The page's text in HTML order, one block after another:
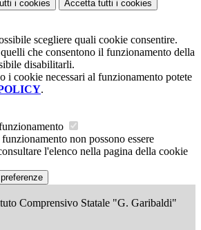
i cookies Accetta tutti i cookies
scegliere quali cookie consentire.
che consentono il funzionamento della
disabilitarli.
i cookie necessari al funzionamento potete
.
non possono essere
l'elenco nella pagina della cookie
Comprensivo Statale "G. Garibaldi"